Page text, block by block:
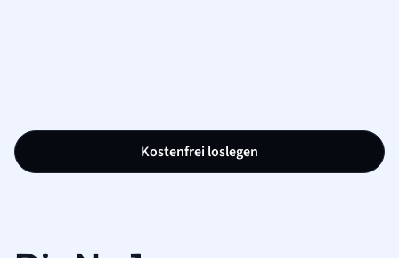
Kostenfrei loslegen